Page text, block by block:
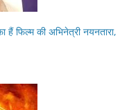
फिल्म की अभिनेत्री नयनतारा,